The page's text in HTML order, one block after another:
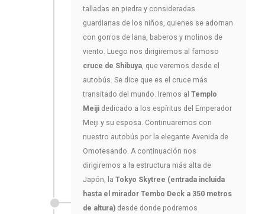
talladas en piedra y consideradas
guardianas de los niños, quienes se adornan
con gorros de lana, baberos y molinos de
viento. Luego nos dirigiremos al famoso
cruce de Shibuya, que veremos desde el
autobús. Se dice que es el cruce más
transitado del mundo. Iremos al Templo
Meiji dedicado a los espíritus del Emperador
Meiji y su esposa. Continuaremos con
nuestro autobús por la elegante Avenida de
Omotesando. A continuación nos
dirigiremos a la estructura más alta de
Japón, la Tokyo Skytree (entrada incluida
hasta el mirador Tembo Deck a 350 metros
de altura) desde donde podremos